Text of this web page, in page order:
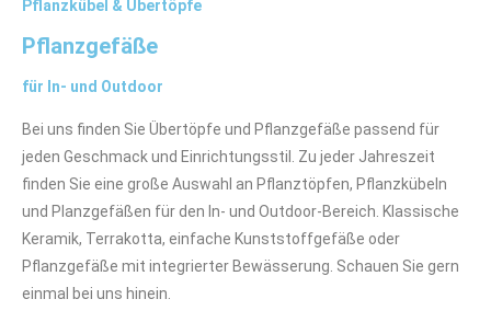
Pflanzkübel & Übertöpfe
Pflanzgefäße
für In- und Outdoor
Bei uns finden Sie Übertöpfe und Pflanzgefäße passend für
jeden Geschmack und Einrichtungsstil. Zu jeder Jahreszeit
finden Sie eine große Auswahl an Pflanztöpfen, Pflanzkübeln
und Planzgefäßen für den In- und Outdoor-Bereich. Klassische
Keramik, Terrakotta, einfache Kunststoffgefäße oder
Pflanzgefäße mit integrierter Bewässerung. Schauen Sie gern
einmal bei uns hinein.